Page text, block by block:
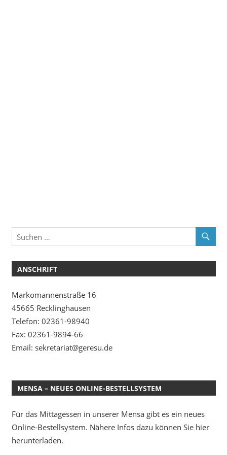
ANSCHRIFT
Markomannenstraße 16
45665 Recklinghausen
Telefon: 02361-98940
Fax: 02361-9894-66
Email: sekretariat@geresu.de
MENSA – NEUES ONLINE-BESTELLSYSTEM
Für das Mittagessen in unserer Mensa gibt es ein neues
Online-Bestellsystem. Nähere Infos dazu können Sie hier
herunterladen.